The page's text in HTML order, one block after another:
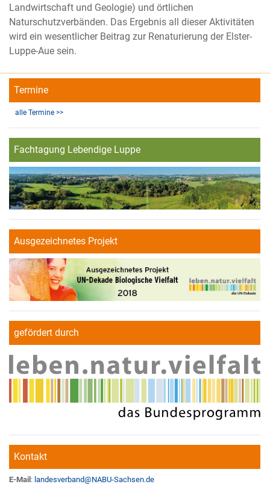
Landwirtschaft und Geologie) und örtlichen
Naturschutzverbänden. Das Ergebnis all dieser Aktivitäten
wird ein wesentlicher Beitrag zur Renaturierung der Elster-
Luppe-Aue sein.
Termine
alle Termine >>
Fachtagung Lebendige Luppe
Ausgezeichnetes Projekt
gefördert durch
Kontakt
E-Mail : landesverband@NABU-Sachsen.de